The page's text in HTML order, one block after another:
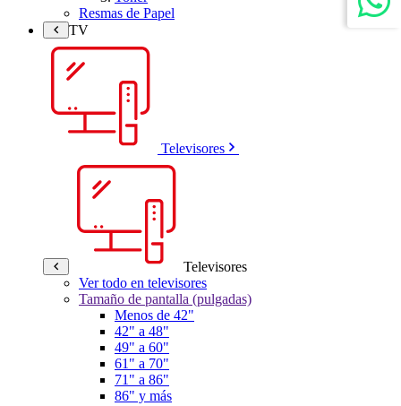
Resmas de Papel
TV
Televisores
Televisores
Ver todo en televisores
Tamaño de pantalla (pulgadas)
Menos de 42"
42" a 48"
49" a 60"
61" a 70"
71" a 86"
86" y más